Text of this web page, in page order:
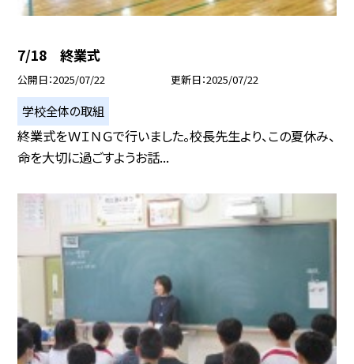
7/18 終業式
公開日 2025/07/22 更新日 2025/07/22
学校全体の取組
終業式をＷＩＮＧで行いました。校長先生より、この夏休み、
命を大切に過ごすようお話...